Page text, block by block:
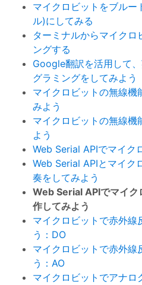
マイクロビットをブルー
ル)にしてみる
ターミナルからマイクロ
ングする
Google翻訳を活用して
グラミングをしてみよう
マイクロビットの無線機
みよう
マイクロビットの無線機
よう
Web Serial APIでマイク
Web Serial APIとマイク
奏をしてみよう
Web Serial APIでマイク
作してみよう
マイクロビットで赤外線
う：DO
マイクロビットで赤外線
う：AO
マイクロビットでアナロ